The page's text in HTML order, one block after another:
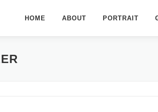
HOME ABOUT PORTRAIT